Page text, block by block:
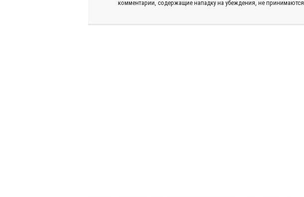
комментарии, содержащие нападку на убеждения, не принимаются.